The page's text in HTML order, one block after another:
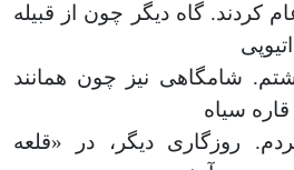
کردند. گاه دیگر چون از قبیله
شام­گاهی نیز چون همانند
قاره سیاه
روزگاری دیگر، در «قلعه